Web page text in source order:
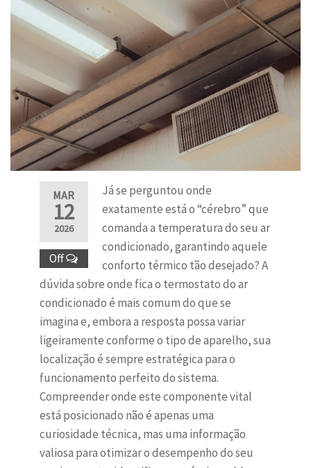
MAR
12
2026
Off
Já se perguntou onde
exatamente está o “cérebro” que
comanda a temperatura do seu ar
condicionado, garantindo aquele
conforto térmico tão desejado? A
dúvida sobre onde fica o termostato do ar
condicionado é mais comum do que se
imagina e, embora a resposta possa variar
ligeiramente conforme o tipo de aparelho, sua
localização é sempre estratégica para o
funcionamento perfeito do sistema.
Compreender onde este componente vital
está posicionado não é apenas uma
curiosidade técnica, mas uma informação
valiosa para otimizar o desempenho do seu